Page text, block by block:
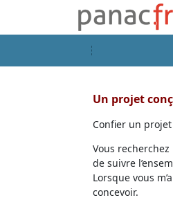
Un projet
Confier un
Vous
de suivre
Lorsque vous
concevoir.